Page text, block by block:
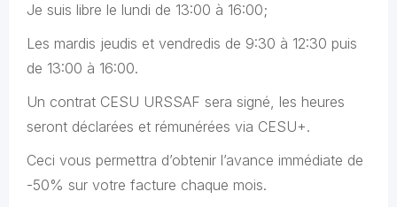
Je suis libre le lundi de 13:00 à 16:00;
Les mardis jeudis et vendredis de 9:30 à 12:30 puis
de 13:00 à 16:00.
Un contrat CESU URSSAF sera signé, les heures
seront déclarées et rémunérées via CESU+.
Ceci vous permettra d’obtenir l’avance immédiate de
-50% sur votre facture chaque mois.